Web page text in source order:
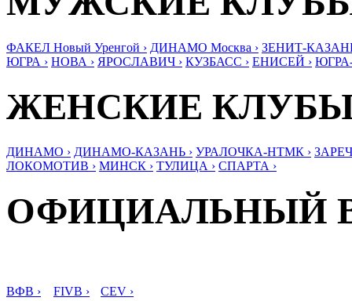
ФАКЕЛ Новый Уренгой › ДИНАМО Москва › ЗЕНИТ-
ЮГРА › НОВА › ЯРОСЛАВИЧ › КУЗБАСС › ЕНИСЕЙ ›
ЖЕНСКИЕ
ДИНАМО › ДИНАМО-КАЗАНЬ › УРАЛОЧКА-НТМК ›
ЛОКОМОТИВ › МИНСК › ТУЛИЦА › СПАРТА ›
ОФИЦИАЛЬНЫЙ
ВФВ › FIVB › CEV ›